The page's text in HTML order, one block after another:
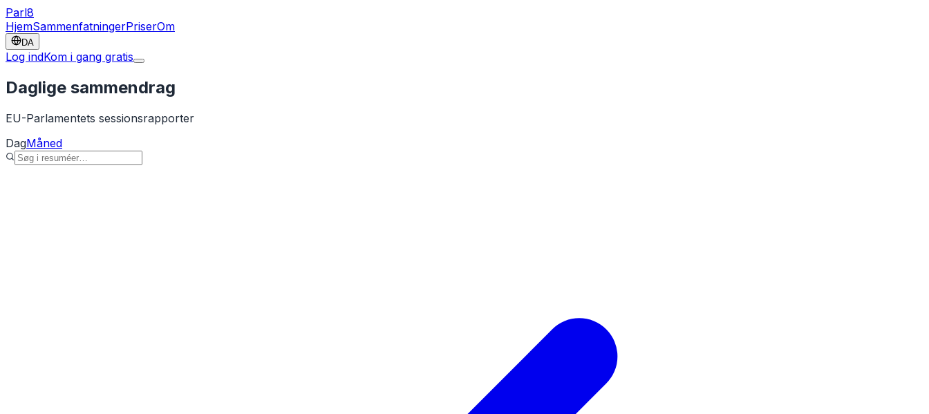
Parl8
HjemSammenfatningerPriserOm
DA
Log indKom i gang gratis
Daglige sammendrag
EU-Parlamentets sessionsrapporter
DagMåned